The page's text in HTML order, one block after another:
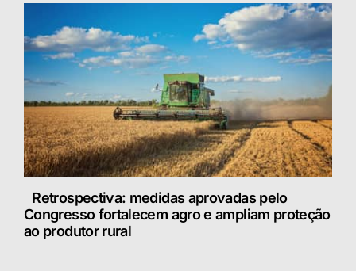
Retrospectiva: medidas aprovadas pelo
Congresso fortalecem agro e ampliam proteção
ao produtor rural